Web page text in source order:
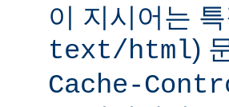
이 지시어는
text/html)
Cache-